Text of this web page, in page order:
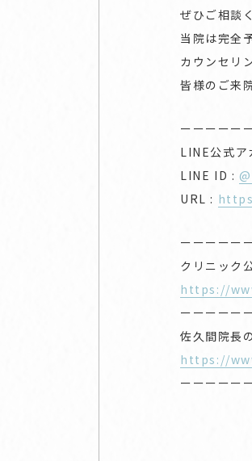
ぜひご相談
当院は完全
カウンセリ
皆様のご来
ーーーーー
LINE公式ア
LINE ID :
URL :
ーーーーー
クリニック
https://
ーーーーー
佐久間院長
https://
ーーーーー